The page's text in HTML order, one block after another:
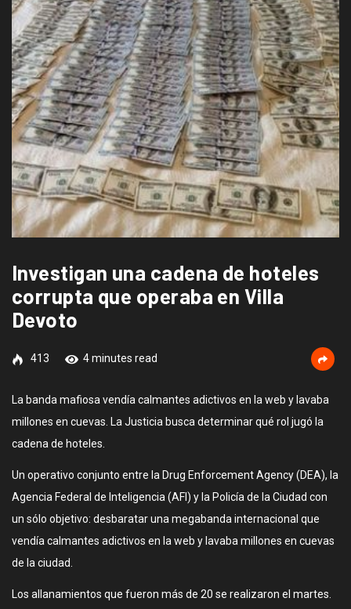
Investigan una cadena de hoteles
corrupta que operaba en Villa
Devoto
413 4 minutes read
La banda mafiosa vendía calmantes adictivos en la web y lavaba
millones en cuevas. La Justicia busca determinar qué rol jugó la
cadena de hoteles.
Un operativo conjunto entre la Drug Enforcement Agency (DEA), la
Agencia Federal de Inteligencia (AFI) y la Policía de la Ciudad con
un sólo objetivo: desbaratar una megabanda internacional que
vendía calmantes adictivos en la web y lavaba millones en cuevas
de la ciudad.
Los allanamientos que fueron más de 20 se realizaron el martes.